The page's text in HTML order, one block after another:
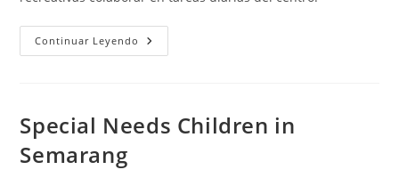
Continuar Leyendo Nursing
Homes
Special Needs Children in
Semarang